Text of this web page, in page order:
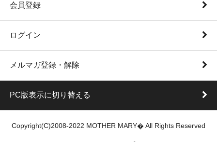
会員登録
ログイン
メルマガ登録・解除
PC版表示に切り替える
Copyright(C)2008-2022 MOTHER MARY� All Rights Reserved